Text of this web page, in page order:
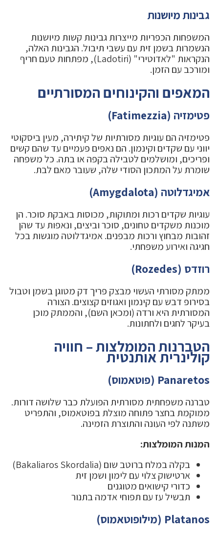
גבינות מיושנות
המשפחות הכפריות מייצרות גבינות קשות מיושנות
הנשמרות בשמן זית עם עשבי תיבול. הגבינות האלה,
הנקראות "לאדוטירי" (Ladotiri), מפתחות טעם חריף
ומורכב עם הזמן.
המאפים והקינוחים המסורתיים
פטימזיה (Fatimezzia)
פטימזיה הם עוגיות מסורתיות של קיתירה, מעין ביסקוטי
יווני עם שקדים וקינמון. הם נאפים פעמיים עד שהם קשים
ופריכים, ומושלמים לטבילה בקפה או בתה. כל משפחה
שומרת על המתכון הסודי שלה, שעובר מאם לבת.
אמיגדלוטה (Amygdalota)
עוגיות שקדים רכות ומתוקות, מכוסות באבקת סוכר. הן
מוכנות משקדים טחונים, סוכר וביצים, ונאפות עד שהן
זהובות מבחוץ ורכות מבפנים. אמיגדלוטה מוגשות בכל
חגיגה ואירוע משפחתי.
רוזדס (Rozedes)
ממתק מסורתי העשוי מבצק פריך דק מטוגן בשמן וטבול
בסירופ דבש עם קינמון ואגוזים קצוצים. הצורה
המסורתית היא ורדה (ומכאן השם), והממתק מוכן
בעיקר לחגים ולחתונות.
הטברנות המומלצות – חוויה
קולינרית אותנטית
Panaretos (פוטאמוס)
טברנה משפחתית מסורתית הפועלת כבר שלושה דורות.
ממוקמת בחצר פתוחה מוצלת בפוטאמוס, והתפריט
משתנה לפי העונה והתוצרת הזמינה.
המנות המומלצות:
בקלה במלח ברוטב שום (Bakaliaros Skordalia)
ארטישוק צלוי עם לימון ושמן זית
כדורי קישואים מטוגנים
תבשיל עז עם תפוחי אדמה בתנור
Platanos (מילופוטאמוס)